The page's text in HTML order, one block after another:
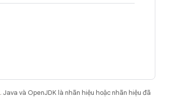
. Java và OpenJDK là nhãn hiệu hoặc nhãn hiệu đã